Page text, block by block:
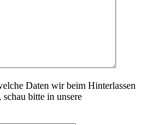
Daten wir beim Hinterlassen
bitte in unsere